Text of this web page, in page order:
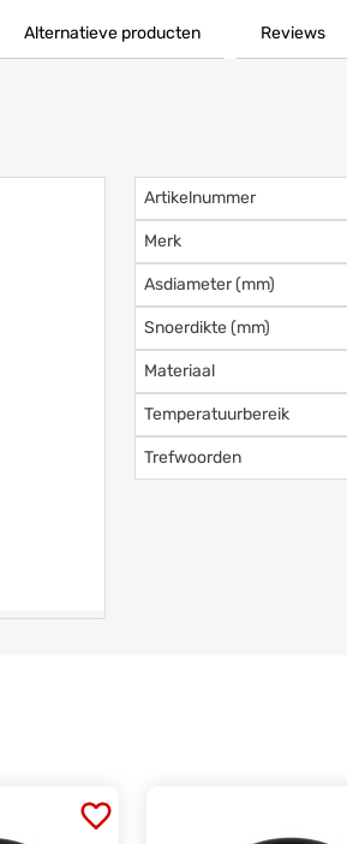
Alternatieve producten Reviews
Artikelnummer
Merk
Asdiameter (mm)
Snoerdikte (mm)
Materiaal
Temperatuurbereik
Trefwoorden